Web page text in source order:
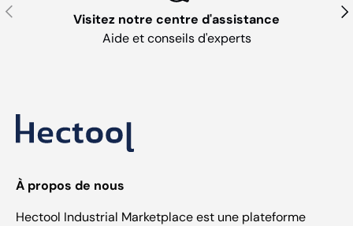
Précédent
Visitez notre centre d'assistance
Aide et conseils d'experts
À propos de nous
Hectool Industrial Marketplace est une plateforme